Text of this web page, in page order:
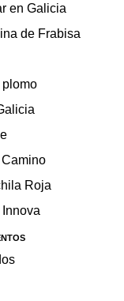
en Galicia
de Frabisa
plomo
Roja